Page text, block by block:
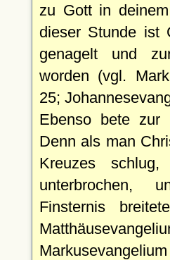
zu Gott in
dieser Stunde ist
genagelt und
worden (vgl.
25;
Ebenso bete zur
Denn als man
Kreuzes
unterbrochen,
Finsternis